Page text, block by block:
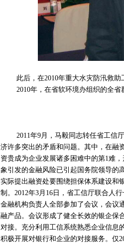
此后，在2010年重大水灾防汛救
2010年，在省软环境办组织的全
2011年9月，马毅同志转任省工信
济许多突出的矛盾和问题。其中，在融
资贵成为企业发展诸多困难中的第1难
象引发的金融风险已引起国务院领导的
实际提出融资处要围绕担保体系建设和
制。2012年3月16日，省工信厅联合人
金融机构负责人全部参加了会议，会议
融产品。会议形成了健全长效的银企保
对接。充分利用工信系统熟悉企业信息
积极开展对银行和企业的对接服务。仅